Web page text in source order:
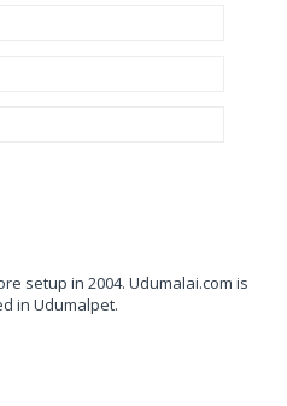
setup in 2004. Udumalai.com is
in Udumalpet.